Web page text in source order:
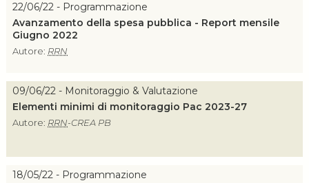
22/06/22 - Programmazione
Avanzamento della spesa pubblica - Report mensile
Giugno 2022
Autore: RRN
09/06/22 - Monitoraggio & Valutazione
Elementi minimi di monitoraggio Pac 2023-27
Autore: RRN-CREA PB
18/05/22 - Programmazione